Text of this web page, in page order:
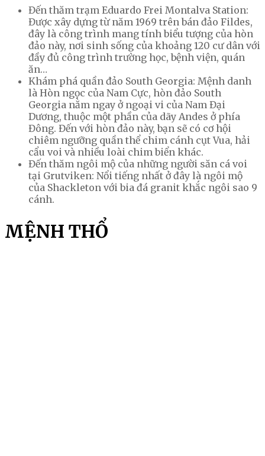
Đến thăm trạm Eduardo Frei Montalva Station:
Được xây dựng từ năm 1969 trên bán đảo Fildes,
đây là công trình mang tính biểu tượng của hòn
đảo này, nơi sinh sống của khoảng 120 cư dân với
đầy đủ công trình trường học, bệnh viện, quán
ăn…
Khám phá quần đảo South Georgia: Mệnh danh
là Hòn ngọc của Nam Cực, hòn đảo South
Georgia nằm ngay ở ngoại vi của Nam Đại
Dương, thuộc một phần của dãy Andes ở phía
Đông. Đến với hòn đảo này, bạn sẽ có cơ hội
chiêm ngưỡng quần thể chim cánh cụt Vua, hải
cẩu voi và nhiều loài chim biển khác.
Đến thăm ngôi mộ của những người săn cá voi
tại Grutviken: Nổi tiếng nhất ở đây là ngôi mộ
của Shackleton với bia đá granit khắc ngôi sao 9
cánh.
MỆNH THỔ